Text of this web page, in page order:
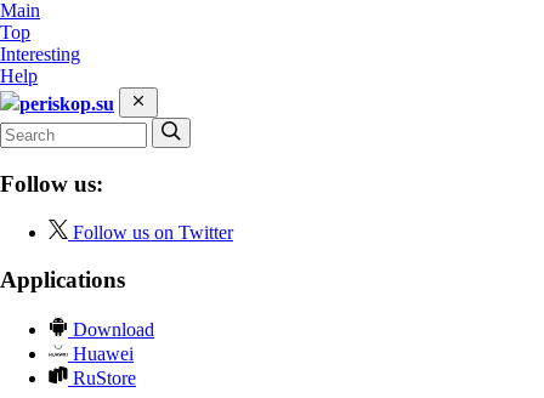
Main
Top
Interesting
Help
periskop.su
Follow us:
Follow us on Twitter
Applications
Download
Huawei
RuStore